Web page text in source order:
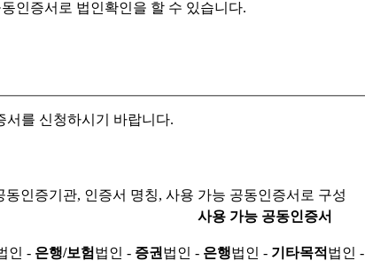
인증서로 법인확인을 할 수 있습니다.
서를 신청하시기 바랍니다.
인증기관, 인증서 명칭, 사용 가능 공동인증서로 구성
사용 가능 공동인증서
인 - 은행/보험 법인 - 증권 법인 - 은행법인 - 기타목적 법인 -